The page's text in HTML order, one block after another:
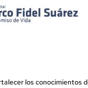
los conocimientos